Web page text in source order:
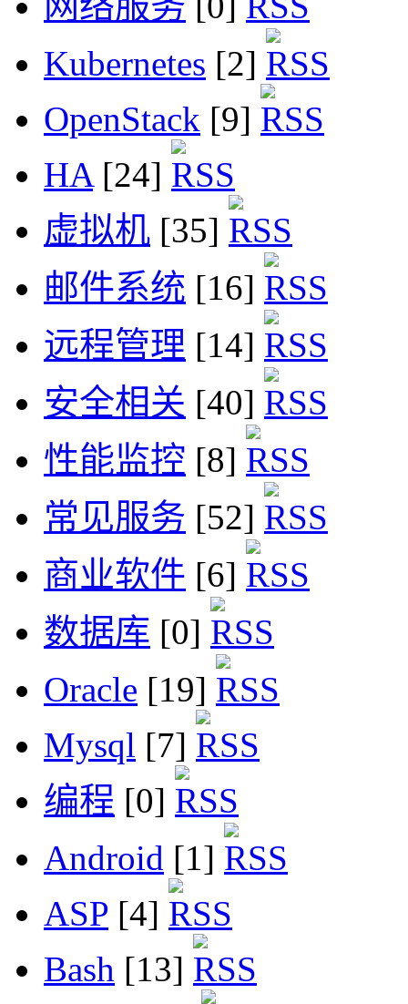
Kubernetes [2]
OpenStack [9]
HA[24]
虚拟机 [35]
邮件系统 [16]
远程管理 [14]
安全相关 [40]
性能监控 [8]
常见服务 [52]
商业软件 [6]
数据库 [0]
Oracle [19]
Mysql [7]
编程 [0]
Android [1]
ASP [4]
Bash [13]